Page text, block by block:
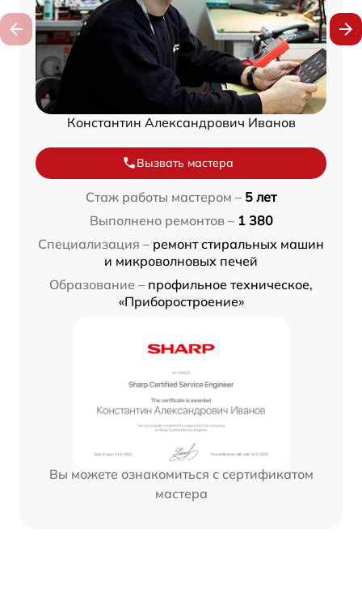
Константин Александрович Иванов
Вызвать мастера
Стаж работы мастером – 5 лет
Выполнено ремонтов – 1 380
Специализация – ремонт стиральных машин
и микроволновых печей
Образование – профильное техническое,
«Приборостроение»
Вы можете ознакомиться с сертификатом
мастера